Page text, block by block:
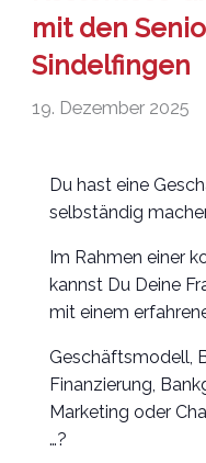
mit den
Sindelfingen
19. Dezember 2025
Du hast eine
selbständig
Im Rahmen einer
kannst Du Deine
mit einem
Geschäftsmodell,
Finanzierung,
Marketing oder
…?